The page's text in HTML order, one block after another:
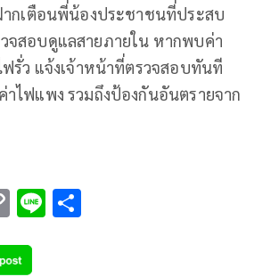
ากเตือนพี่น้องประชาชนที่ประสบ
สอบดูแลสายภายใน หากพบค่า
รั่ว แจ้งเจ้าหน้าที่ตรวจสอบทันที
ไฟแพง รวมถึงป้องกันอันตรายจาก
C
p
Li